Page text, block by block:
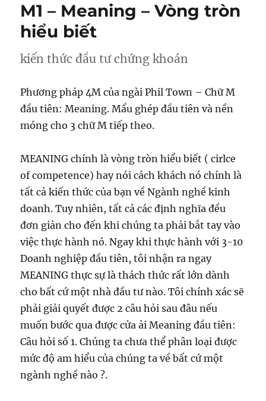
M1 – Meaning – Vòng tròn
hiểu biết
kiến thức đầu tư chứng khoán
Phương pháp 4M của ngài Phil Town – Chữ M
đầu tiên: Meaning. Mẩu ghép đầu tiên và nền
móng cho 3 chữ M tiếp theo.
MEANING chính là vòng tròn hiểu biết ( cirlce
of competence) hay nói cách khách nó chính là
tất cả kiến thức của bạn về Ngành nghề kinh
doanh. Tuy nhiên, tất cả các định nghĩa đều
đơn giản cho đến khi chúng ta phải bắt tay vào
việc thực hành nó. Ngay khi thực hành với 3-10
Doanh nghiệp đầu tiên, tôi nhận ra ngay
MEANING thực sự là thách thức rất lớn dành
cho bất cứ một nhà đầu tư nào. Tôi chính xác sẽ
phải giải quyết được 2 câu hỏi sau đâu nếu
muốn bước qua được cửa ải Meaning đầu tiên:
Câu hỏi số 1. Chúng ta chưa thể phân loại được
mức độ am hiểu của chúng ta về bất cứ một
ngành nghề nào ?.